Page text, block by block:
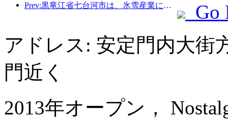
Prev:黒竜江省七台河市は、氷雪産業に関する全国初の条例を公布し、AIと氷雪スポーツの融合を奨励した。
Go
アドレス: 安定門内大街
門近く
2013年オープン，